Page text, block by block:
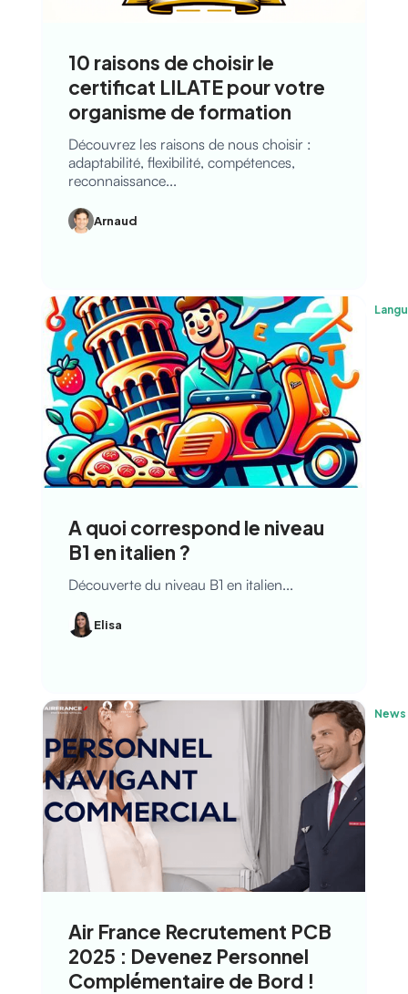
10 raisons de choisir le
certificat LILATE pour votre
organisme de formation
Découvrez les raisons de nous choisir :
adaptabilité, flexibilité, compétences,
reconnaissance...
Arnaud
A quoi correspond le niveau
B1 en italien ?
Découverte du niveau B1 en italien...
Elisa
News
Air France Recrutement PCB
2025 : Devenez Personnel
Complémentaire de Bord !